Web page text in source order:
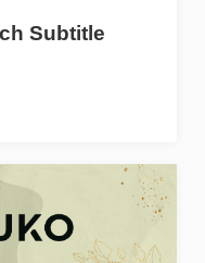
Subtitle